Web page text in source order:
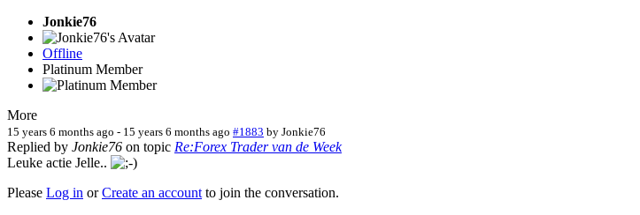
Jonkie76
Offline
Platinum Member
More
15 years 6 months ago - 15 years 6 months ago #1883 by Jonkie76
Replied by Jonkie76 on topic Re:Forex Trader van de Week
Leuke actie Jelle..
Please Log in orCreate an account to join the conversation.